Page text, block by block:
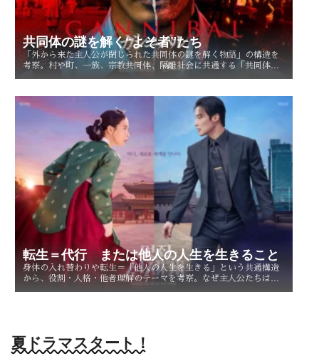
共同体の謎を解く“よそ者”たち
「外から来た主人公が閉じられた共同体の謎を解く物語」の構造を
考察。村や町、一族、宗教共同体、隔離社会に共通する「共同体の
転生＝代行 または他人の人生を生きること
身体の入れ替わりや転生＝「他人の人生を生きる」という共通構造
から、役割・人格・他者理解のテーマを考察。なぜ主人公たちは他
夏ドラマスタート！